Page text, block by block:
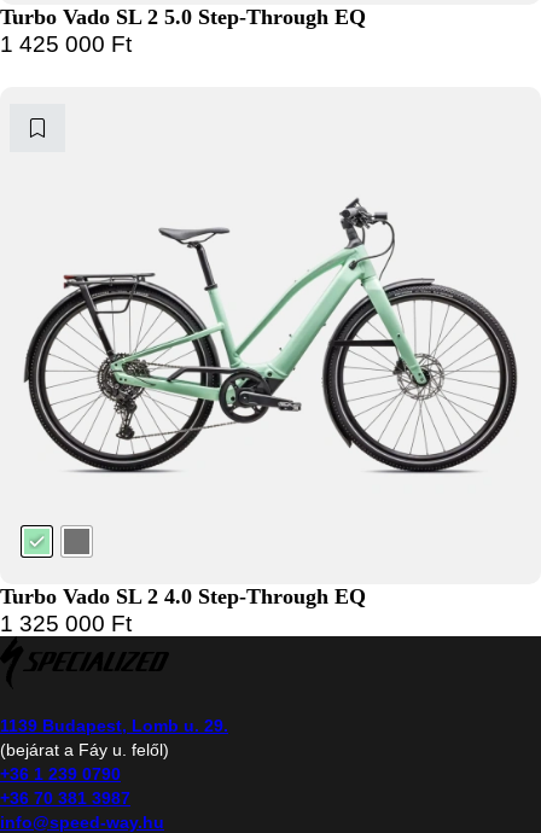
Turbo Vado SL 2 5.0 Step-Through EQ
1 425 000 Ft
Turbo Vado SL 2 4.0 Step-Through EQ
1 325 000 Ft
1139 Budapest, Lomb u. 29.
(bejárat a Fáy u. felől)
+36 1 239 0790
+36 70 381 3987
info@speed-way.hu